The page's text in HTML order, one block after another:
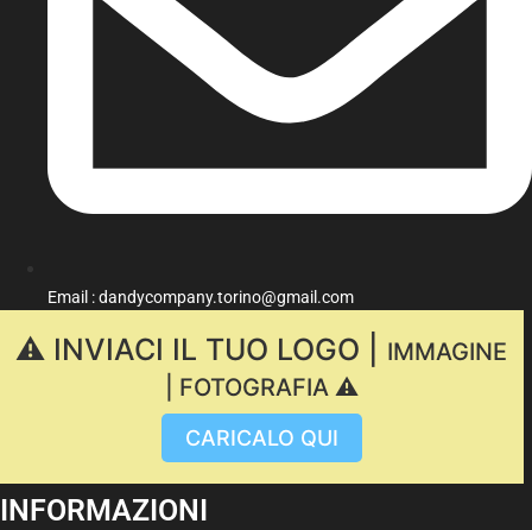
Email : dandycompany.torino@gmail.com
⚠️ INVIACI IL TUO LOGO |
IMMAGINE
| FOTOGRAFIA ⚠️
CARICALO QUI
INFORMAZIONI